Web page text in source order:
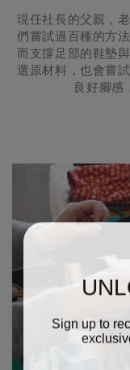
現任社長的父親，
們嘗試過百種的方
而支撐足部的鞋墊
選原材料，也會嘗
良好腳感
Sign up to